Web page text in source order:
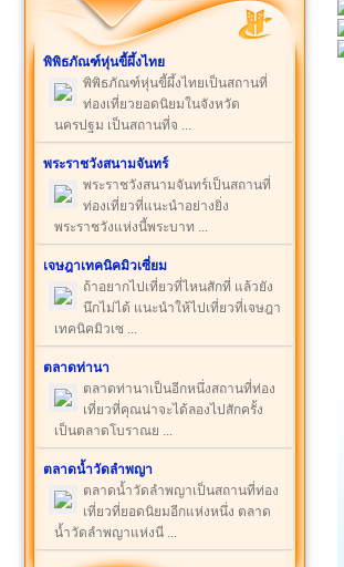
พิพิธภัณฑ์หุ่นขี้ผึ้งไทย
พิพิธภัณฑ์หุ่นขี้ผึ้งไทยเป็นสถานที่
ท่องเที่ยวยอดนิยมในจังหวัด
นครปฐม เป็นสถานที่จ ...
พระราชวังสนามจันทร์
พระราชวังสนามจันทร์เป็นสถานที่
ท่องเที่ยวที่แนะนำอย่างยิ่ง
พระราชวังแห่งนี้พระบาท ...
เจษฎาเทคนิคมิวเซี่ยม
ถ้าอยากไปเที่ยวที่ไหนสักที่ แล้วยัง
นึกไม่ได้ แนะนำให้ไปเที่ยวที่เจษฎา
เทคนิคมิวเซ ...
ตลาดท่านา
ตลาดท่านาเป็นอีกหนึ่งสถานที่ท่อง
เที่ยวที่คุณน่าจะได้ลองไปสักครั้ง
เป็นตลาดโบราณย ...
ตลาดน้ำวัดลำพญา
ตลาดน้ำวัดลำพญาเป็นสถานที่ท่อง
เที่ยวที่ยอดนิยมอีกแห่งหนึ่ง ตลาด
น้ำวัดลำพญาแห่งนี ...